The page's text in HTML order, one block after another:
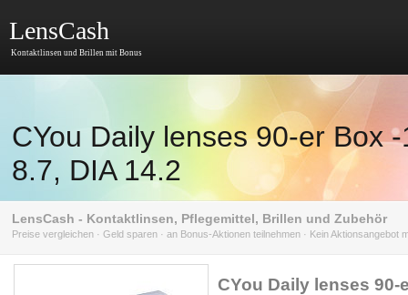
LensCash
Kontaktlinsen und Brillen mit Bonus
CYou Daily lenses 90-er Box
8.7, DIA 14.2
LensCash - Kontaktlinsen, Pflegemittel, Brillen und Zubehör
Preise vergleichen · Geld sparen · an Bonus-Aktionen teilnehmen · Kein Aktionsangebot
CYou Daily lenses 90-